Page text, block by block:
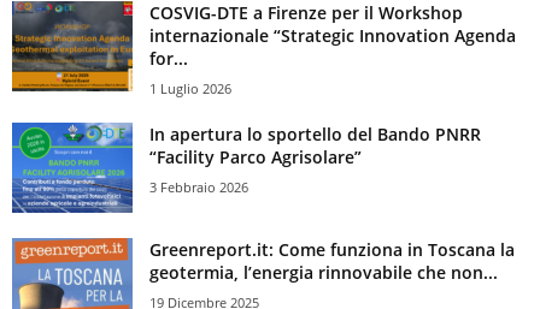
COSVIG-DTE a Firenze per il Workshop
internazionale “Strategic Innovation Agenda
for...
1 Luglio 2026
In apertura lo sportello del Bando PNRR
“Facility Parco Agrisolare”
3 Febbraio 2026
Greenreport.it: Come funziona in Toscana la
geotermia, l’energia rinnovabile che non...
19 Dicembre 2025